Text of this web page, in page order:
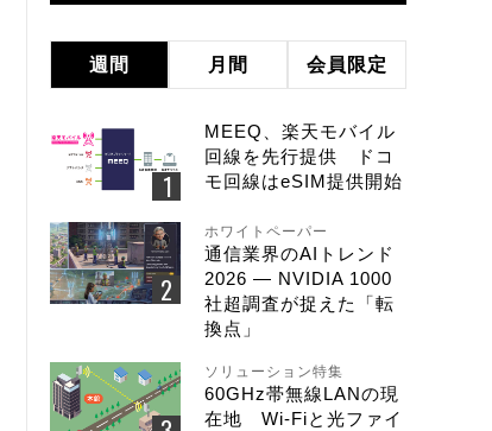
週間 月間 会員限定
MEEQ、楽天モバイル
回線を先行提供 ドコ
モ回線はeSIM提供開始
ホワイトペーパー
通信業界のAIトレンド
2026 ― NVIDIA 1000
社超調査が捉えた「転
換点」
ソリューション特集
60GHz帯無線LANの現
在地 Wi-Fiと光ファイ